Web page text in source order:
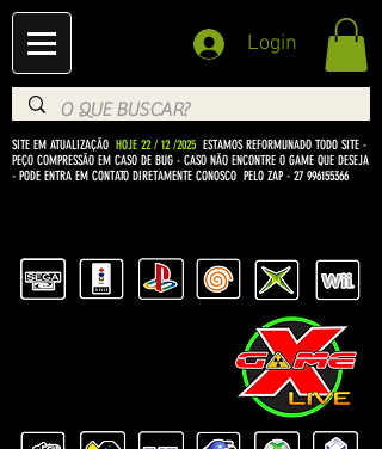
Login
SITE EM ATUALIZAÇÃO HOJE 22 / 12 /2025 ESTAMOS REFORMUNADO TODO SITE -
PEÇO COMPRESSÃO EM CASO DE BUG - CASO NÃO ENCONTRE O GAME QUE DESEJA
- PODE ENTRA EM CONTATO DIRETAMENTE CONOSCO PELO ZAP - 27 996155366